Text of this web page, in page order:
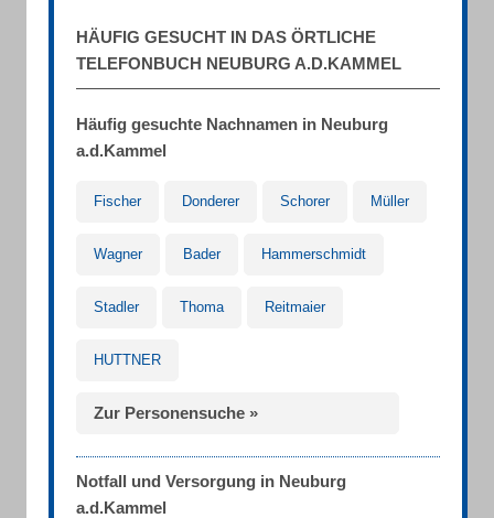
HÄUFIG GESUCHT IN DAS ÖRTLICHE
TELEFONBUCH NEUBURG A.D.KAMMEL
Häufig gesuchte Nachnamen in Neuburg
a.d.Kammel
Fischer Donderer Schorer Müller
Wagner Bader Hammerschmidt
Stadler Thoma Reitmaier
HUTTNER
Zur Personensuche »
Notfall und Versorgung in Neuburg
a.d.Kammel